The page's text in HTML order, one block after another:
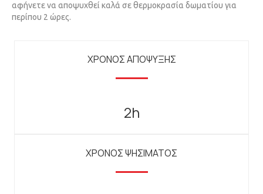
αφήνετε να αποψυχθεί καλά σε θερμοκρασία δωματίου για
περίπου 2 ώρες.
ΧΡΟΝΟΣ ΑΠΟΨΥΞΗΣ
2h
ΧΡΟΝΟΣ ΨΗΣΙΜΑΤΟΣ